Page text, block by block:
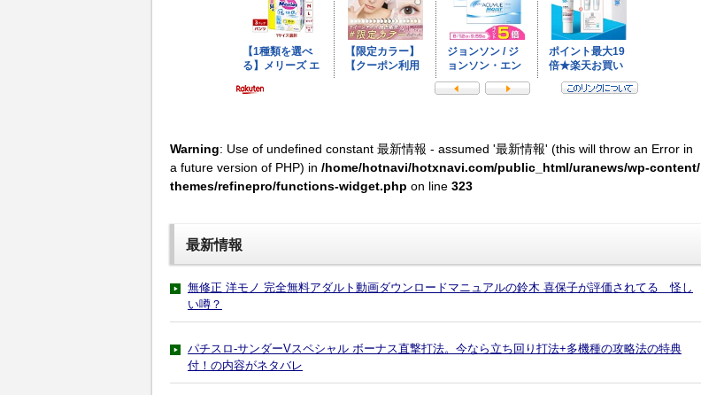
Warning: Use of undefined constant 最新情報 - assumed '最新情報' (this will throw an Error in
a future version of PHP) in /home/hotnavi/hotxnavi.com/public_html/uranews/wp-content/
themes/refinepro/functions-widget.php on line 323
最新情報
無修正 洋モノ 完全無料アダルト動画ダウンロードマニュアルの鈴木 喜保子が評価されてる 怪し
い噂？
パチスロ-サンダーVスペシャル ボーナス直撃打法。今なら立ち回り打法+多機種の攻略法の特典
付！の内容がネタバレ